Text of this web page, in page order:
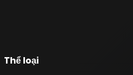
Thể loại